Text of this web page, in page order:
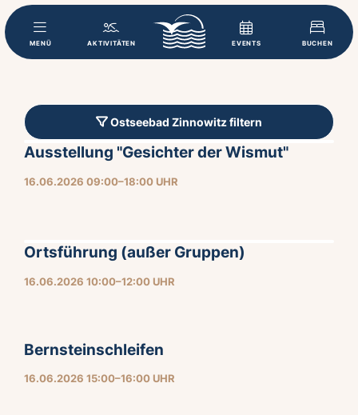
MENÜ AKTIVITÄTEN EVENTS BUCHEN
Ostseebad Zinnowitz filtern
16.06.2026 09:00–18:00 UHR
Ausstellung "Gesichter der Wismut"
16.06.2026 10:00–12:00 UHR
Ortsführung (außer Gruppen)
16.06.2026 15:00–16:00 UHR
Bernsteinschleifen